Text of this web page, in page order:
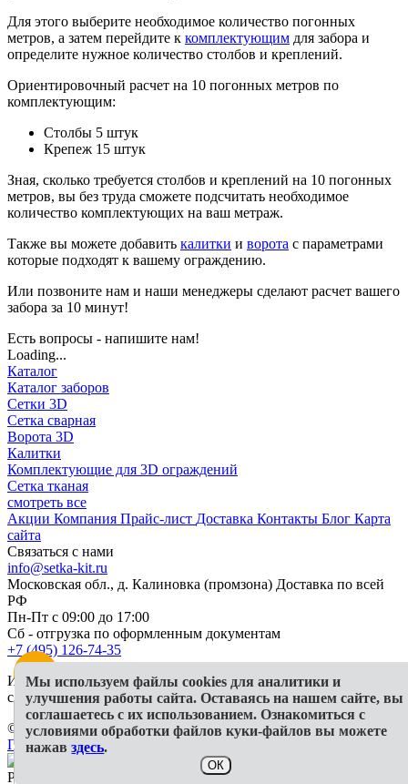
Для этого выберите необходимое количество погонных
метров, а затем перейдите к комплектующим для забора и
определите нужное количество столбов и креплений.
Ориентировочный расчет на 10 погонных метров по
комплектующим:
Столбы 5 штук
Крепеж 15 штук
Зная, сколько требуется столбов и креплений на 10 погонных
метров, вы без труда сможете подсчитать необходимое
количество комплектующих на ваш метраж.
Также вы можете добавить калитки и ворота с параметрами
которые подходят к вашему ограждению.
Или позвоните нам и наши менеджеры сделают расчет вашего
забора за 10 минут!
Есть вопросы - напишите нам!
Loading...
Каталог
Каталог заборов
Сетки 3D
Сетка сварная
Ворота 3D
Калитки
Комплектующие для 3D ограждений
Сетка тканая
смотреть все
Акции Компания Прайс-лист Доставка Контакты Блог Карта
сайта
Связаться с нами
info@setka-kit.ru
Московская обл., д. Калиновка (промзона) Доставка по всей
РФ
Пн-Пт с 09:00 до 17:00
Сб - отгрузка по оформленным документам
+7 (495) 126-74-35
Информация, представленная на сайте, в исключительных
случаях может отличаться от действительности
© 2026 ООО "Гранд КИТ"
Политика конфиденциальности
Разработка и продвижение
Мы используем файлы cookies для аналитики и
улучшения работы сайта. Оставаясь на нашем сайте, вы
соглашаетесь с их использованием. Ознакомиться с
условиями обработки файлов куки-файлов вы можете
нажавздесь.
ОК